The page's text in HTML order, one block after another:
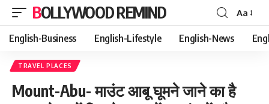
BOLLYWOOD REMIND
Font
Resizer
Aa
English-Business English-Lifestyle English-News
TRAVEL PLACES
Mount-Abu- माउंट आबू घूमने जाने का है